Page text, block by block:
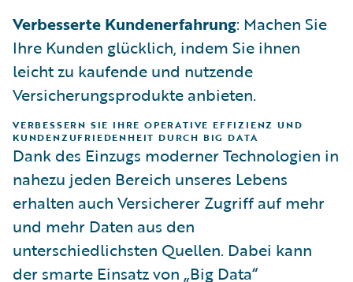
Verbesserte Kundenerfahrung: Machen Sie
Ihre Kunden glücklich, indem Sie ihnen
leicht zu kaufende und nutzende
Versicherungsprodukte anbieten.
VERBESSERN SIE IHRE OPERATIVE EFFIZIENZ UND
KUNDENZUFRIEDENHEIT DURCH BIG DATA
Dank des Einzugs moderner Technologien in
nahezu jeden Bereich unseres Lebens
erhalten auch Versicherer Zugriff auf mehr
und mehr Daten aus den
unterschiedlichsten Quellen. Dabei kann
der smarte Einsatz von „Big Data“